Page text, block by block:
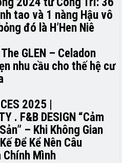
tao và 1 nàng Hậu vô
đó là H’H­­­­en Niê
GLEN – Celadon
nhu cầu cho thế hệ cư
2025 |
. F&B DESIGN “Cảm
– Khi Không Gian
Để Kể Nên Câu
Chính Mình